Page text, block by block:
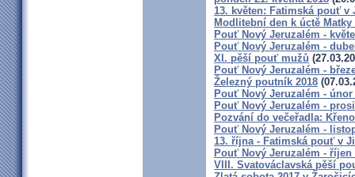
13. květen: Fatimská pouť
Modlitební den k úctě
Pouť Nový Jeruzalém -
Pouť Nový Jeruzalém -
XI. pěší pouť mužů
Pouť Nový Jeruzalém -
Železný poutník 2018
Pouť Nový Jeruzalém - únor
Pouť Nový Jeruzalém -
Pozvání do večeřadla:
Pouť Nový Jeruzalém -
13. října - Fatimská pouť v
Pouť Nový Jeruzalém - říjen
VIII. Svatováclavská pěší